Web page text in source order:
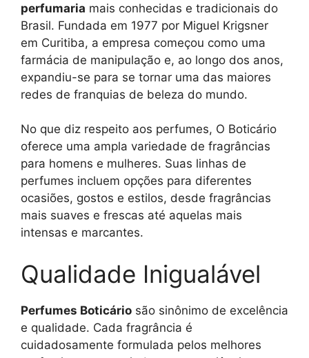
perfumaria mais conhecidas e tradicionais do
Brasil. Fundada em 1977 por Miguel Krigsner
em Curitiba, a empresa começou como uma
farmácia de manipulação e, ao longo dos anos,
expandiu-se para se tornar uma das maiores
redes de franquias de beleza do mundo.
No que diz respeito aos perfumes, O Boticário
oferece uma ampla variedade de fragrâncias
para homens e mulheres. Suas linhas de
perfumes incluem opções para diferentes
ocasiões, gostos e estilos, desde fragrâncias
mais suaves e frescas até aquelas mais
intensas e marcantes.
Qualidade Inigualável
Perfumes Boticário são sinônimo de excelência
e qualidade. Cada fragrância é
cuidadosamente formulada pelos melhores